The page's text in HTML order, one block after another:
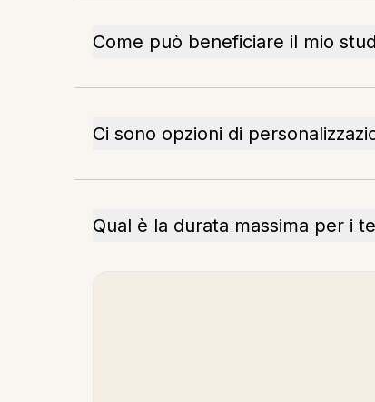
Come può beneficiare il mio
Ci sono opzioni di
Qual è la durata massima per i